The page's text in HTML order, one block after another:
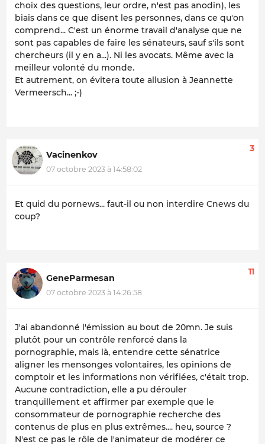
choix des questions, leur ordre, n'est pas anodin), les
biais dans ce que disent les personnes, dans ce qu'on
comprend... C'est un énorme travail d'analyse que ne
sont pas capables de faire les sénateurs, sauf s'ils sont
chercheurs (il y en a...). Ni les avocats. Même avec la
meilleur volonté du monde.
Et autrement, on évitera toute allusion à Jeannette
Vermeersch... ;-)
Vacinenkov
07 octobre 2023 à 14:58:02
3
Et quid du pornews... faut-il ou non interdire Cnews du
coup?
GeneParmesan
07 octobre 2023 à 14:26:58
11
J'ai abandonné l'émission au bout de 20mn. Je suis
plutôt pour un contrôle renforcé dans la
pornographie, mais là, entendre cette sénatrice
aligner les mensonges volontaires, les opinions de
comptoir et les informations non vérifiées, c'était trop.
Aucune contradiction, elle a pu dérouler
tranquillement et affirmer par exemple que le
consommateur de pornographie recherche des
contenus de plus en plus extrêmes.... heu, source ?
N'est ce pas le rôle de l'animateur de modérer ce